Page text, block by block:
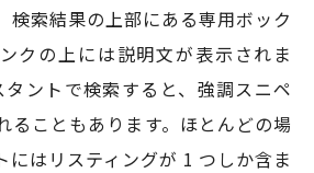
検索結果の上部にある専用ボック
クの上には説明文が表示されま
ントで検索すると、強調スニペ
ることもあります。ほとんどの場
にはリスティングが 1 つしか含ま